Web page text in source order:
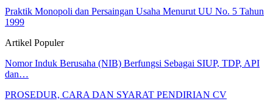
Praktik Monopoli dan Persaingan Usaha Menurut UU No. 5 Tahun
1999
Artikel Populer
Nomor Induk Berusaha (NIB) Berfungsi Sebagai SIUP, TDP, API
dan…
PROSEDUR, CARA DAN SYARAT PENDIRIAN CV